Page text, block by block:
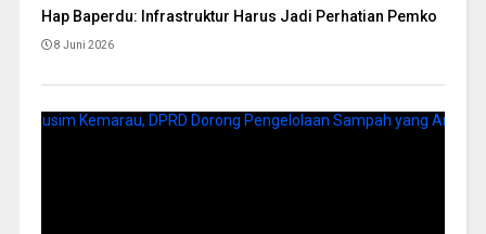
Hap Baperdu: Infrastruktur Harus Jadi Perhatian Pemko
8 Juni 2026